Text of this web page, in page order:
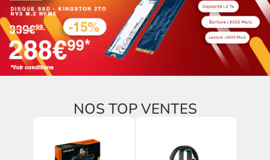
NOS TOP VENTES